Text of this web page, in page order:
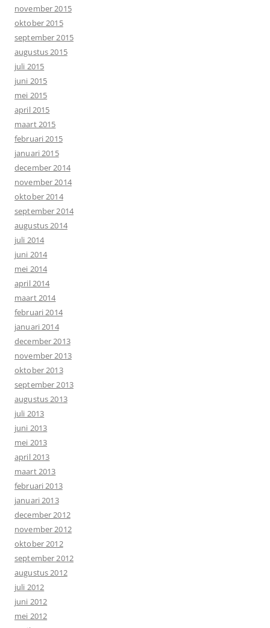
november 2015
oktober 2015
september 2015
augustus 2015
juli 2015
juni 2015
mei 2015
april 2015
maart 2015
februari 2015
januari 2015
december 2014
november 2014
oktober 2014
september 2014
augustus 2014
juli 2014
juni 2014
mei 2014
april 2014
maart 2014
februari 2014
januari 2014
december 2013
november 2013
oktober 2013
september 2013
augustus 2013
juli 2013
juni 2013
mei 2013
april 2013
maart 2013
februari 2013
januari 2013
december 2012
november 2012
oktober 2012
september 2012
augustus 2012
juli 2012
juni 2012
mei 2012